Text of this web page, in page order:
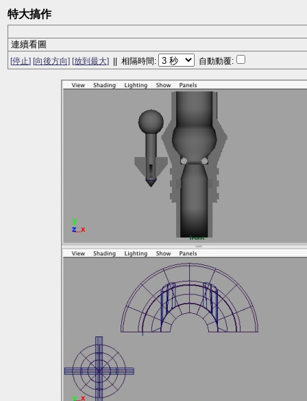
特大搞作
連續看圖
[停止] [向後方向] [放到最大] || 相隔時間: 自動動覆: